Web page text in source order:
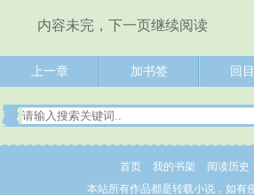
内容未完，下一页继续阅读
上一章 加书签 回
首页 我的书架 阅读历史
本站所有作品都是转载小说，如有